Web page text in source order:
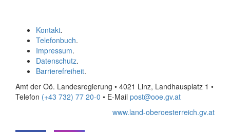
Kontakt.
Telefonbuch.
Impressum.
Datenschutz.
Barrierefreiheit.
Amt der Oö. Landesregierung • 4021 Linz, Landhausplatz 1 •
Telefon (+43 732) 77 20-0 • E-Mail post@ooe.gv.at
www.land-oberoesterreich.gv.at